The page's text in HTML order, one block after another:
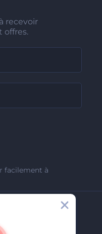
recevoir
offres.
facilement à